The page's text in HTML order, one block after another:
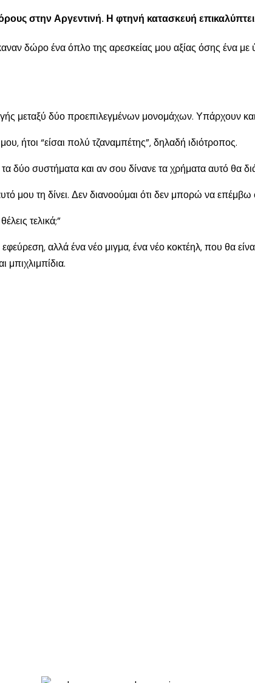
στην Αργεντινή. Η φτηνή κατασκευή επικαλύπτει
δώρο ένα όπλο της αρεσκείας μου αξίας όσης ένα με
μεταξύ δύο προεπιλεγμένων μονομάχων. Υπάρχουν
ήτοι “είσαι πολύ τζαναμπέτης”, δηλαδή ιδιότροπος.
δύο συστήματα και αν σου δίνανε τα χρήματα αυτό θα
μου τη δίνει. Δεν διανοούμαι ότι δεν μπορώ να
τελικά;”
αλλά ένα νέο μιγμα, ένα νέο κοκτέηλ, που θα
μπιχλιμπίδια.